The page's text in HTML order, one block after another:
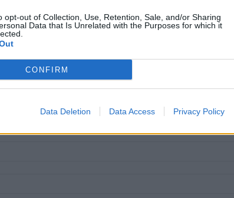
opt-out of Collection, Use, Retention, Sale, and/or Sharing
Data that Is Unrelated with the Purposes for which it
CONFIRM
Data Deletion Data Access Privacy Policy